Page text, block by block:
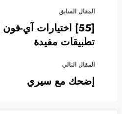
المقال السابق
[55] اختيارات آي-
تطبيقات مفيدة
المقال التالي
إضحك مع سيري